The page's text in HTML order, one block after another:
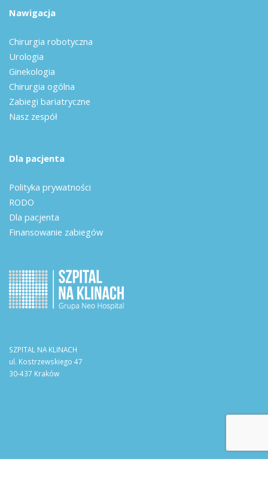
Nawigacja
Chirurgia robotyczna
Urologia
Ginekologia
Chirurgia ogólna
Zabiegi bariatryczne
Nasz zespół
Dla pacjenta
Polityka prywatności
RODO
Dla pacjenta
Finansowanie zabiegów
SZPITAL NA KLINACH
ul. Kostrzewskiego 47
30-437 Kraków